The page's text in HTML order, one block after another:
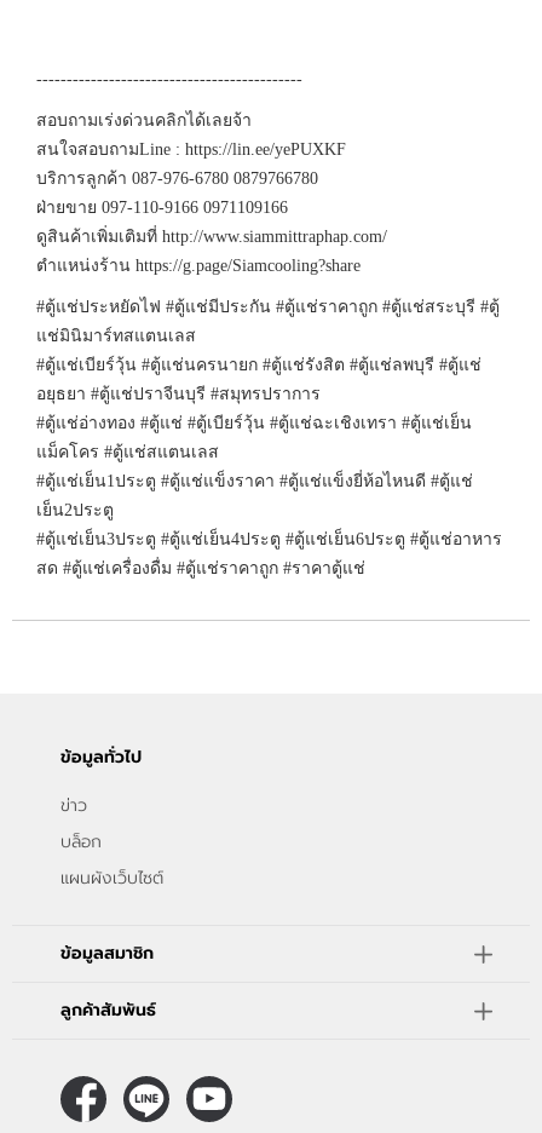
--------------------------------------------
สอบถามเร่งด่วนคลิกได้เลยจ้า
สนใจสอบถามLine : https://lin.ee/yePUXKF
บริการลูกค้า 087-976-6780 0879766780
ฝ่ายขาย 097-110-9166 0971109166
ดูสินค้าเพิ่มเติมที่ http://www.siammittraphap.com/
ตำแหน่งร้าน https://g.page/Siamcooling?share
#ตู้แช่ประหยัดไฟ #ตู้แช่มีประกัน #ตู้แช่ราคาถูก #ตู้แช่สระบุรี #ตู้
แช่มินิมาร์ทสแตนเลส
#ตู้แช่เบียร์วุ้น #ตู้แช่นครนายก #ตู้แช่รังสิต #ตู้แช่ลพบุรี #ตู้แช่
อยุธยา #ตู้แช่ปราจีนบุรี #สมุทรปราการ
#ตู้แช่อ่างทอง #ตู้แช่ #ตู้เบียร์วุ้น #ตู้แช่ฉะเชิงเทรา #ตู้แช่เย็น
แม็คโคร #ตู้แช่สแตนเลส
#ตู้แช่เย็น1ประตู #ตู้แช่แข็งราคา #ตู้แช่แข็งยี่ห้อไหนดี #ตู้แช่
เย็น2ประตู
#ตู้แช่เย็น3ประตู #ตู้แช่เย็น4ประตู #ตู้แช่เย็น6ประตู #ตู้แช่อาหาร
สด #ตู้แช่เครื่องดื่ม #ตู้แช่ราคาถูก #ราคาตู้แช่
ข้อมูลทั่วไป
ข่าว
บล็อก
แผนผังเว็บไซต์
ข้อมูลสมาชิก
ลูกค้าสัมพันธ์